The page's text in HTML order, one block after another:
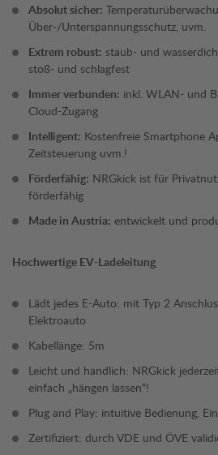
Absolut sicher:
Über-/Unterspannungsschutz, uvm.
Extrem robust: staub- und
stoß- und schlagfest
Immer verbunden: inkl. WLAN- und
Cloud-Zugang
Intelligent: Kostenfreie Smartphone
Zeitsteuerung uvm.!
Förderfähig: NRGkick ist für
förderfähig
Made in Austria: entwickelt und
Hochwertige EV-Ladeleitung
Lädt jedes E-Auto: mit Typ 2
Elektroauto
Kabellänge: 5m
Leicht und handlich: NRGkick
einfach „hängen lassen“!
Plug and Play: intuitive Bedienung,
Zertifiziert: durch VDE und ÖVE